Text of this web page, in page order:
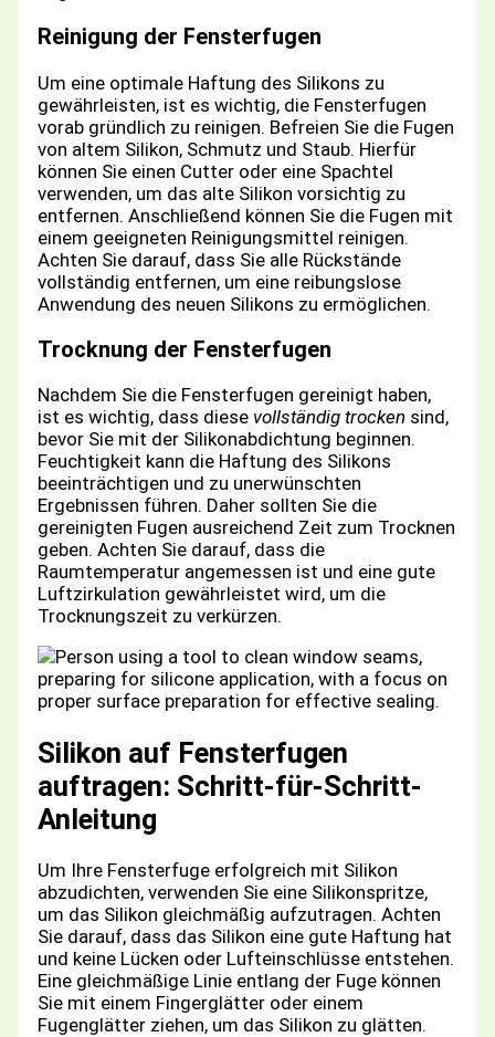
Reinigung der Fensterfugen
Um eine optimale Haftung des Silikons zu
gewährleisten, ist es wichtig, die Fensterfugen
vorab gründlich zu reinigen. Befreien Sie die Fugen
von altem Silikon, Schmutz und Staub. Hierfür
können Sie einen Cutter oder eine Spachtel
verwenden, um das alte Silikon vorsichtig zu
entfernen. Anschließend können Sie die Fugen mit
einem geeigneten Reinigungsmittel reinigen.
Achten Sie darauf, dass Sie alle Rückstände
vollständig entfernen, um eine reibungslose
Anwendung des neuen Silikons zu ermöglichen.
Trocknung der Fensterfugen
Nachdem Sie die Fensterfugen gereinigt haben,
ist es wichtig, dass diese vollständig trocken sind,
bevor Sie mit der Silikonabdichtung beginnen.
Feuchtigkeit kann die Haftung des Silikons
beeinträchtigen und zu unerwünschten
Ergebnissen führen. Daher sollten Sie die
gereinigten Fugen ausreichend Zeit zum Trocknen
geben. Achten Sie darauf, dass die
Raumtemperatur angemessen ist und eine gute
Luftzirkulation gewährleistet wird, um die
Trocknungszeit zu verkürzen.
Silikon auf Fensterfugen
auftragen: Schritt-für-Schritt-
Anleitung
Um Ihre Fensterfuge erfolgreich mit Silikon
abzudichten, verwenden Sie eine Silikonspritze,
um das Silikon gleichmäßig aufzutragen. Achten
Sie darauf, dass das Silikon eine gute Haftung hat
und keine Lücken oder Lufteinschlüsse entstehen.
Eine gleichmäßige Linie entlang der Fuge können
Sie mit einem Fingerglätter oder einem
Fugenglätter ziehen, um das Silikon zu glätten.